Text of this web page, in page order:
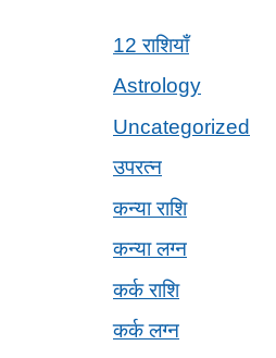
12 राशियाँ
Astrology
Uncategorized
उपरत्न
कन्या राशि
कन्या लग्न
कर्क राशि
कर्क लग्न